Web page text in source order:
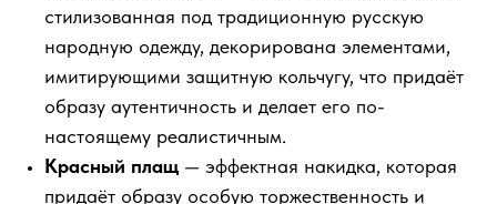
стилизованная под традиционную русскую
народную одежду, декорирована элементами,
имитирующими защитную кольчугу, что придаёт
образу аутентичность и делает его по-
настоящему реалистичным.
Красный плащ — эффектная накидка, которая
придаёт образу особую торжественность и